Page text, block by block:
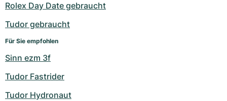
Rolex Day Date gebraucht
Tudor gebraucht
Für Sie empfohlen
Sinn ezm 3f
Tudor Fastrider
Tudor Hydronaut